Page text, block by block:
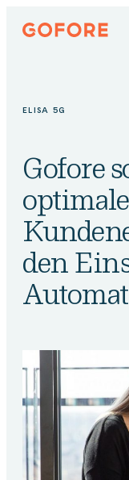
Zum
Inhalt
Gofore
in
ELISA 5G
Gofore
den